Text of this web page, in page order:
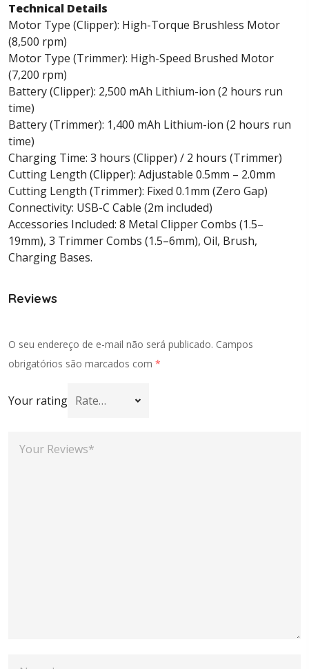
Technical Details
Motor Type (Clipper): High-Torque Brushless Motor
(8,500 rpm)
Motor Type (Trimmer): High-Speed Brushed Motor
(7,200 rpm)
Battery (Clipper): 2,500 mAh Lithium-ion (2 hours run
time)
Battery (Trimmer): 1,400 mAh Lithium-ion (2 hours run
time)
Charging Time: 3 hours (Clipper) / 2 hours (Trimmer)
Cutting Length (Clipper): Adjustable 0.5mm – 2.0mm
Cutting Length (Trimmer): Fixed 0.1mm (Zero Gap)
Connectivity: USB-C Cable (2m included)
Accessories Included: 8 Metal Clipper Combs (1.5–
19mm), 3 Trimmer Combs (1.5–6mm), Oil, Brush,
Charging Bases.
Reviews
O seu endereço de e-mail não será publicado. Campos
obrigatórios são marcados com *
Your rating